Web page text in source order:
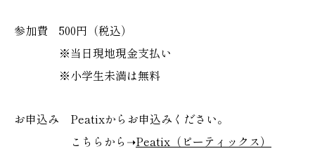
参加費 500円（税込）
※当日現地現金支払い
※小学生未満は無料
お申込み Peatixからお申込みください。
こちらから➝Peatix（ピーティックス）